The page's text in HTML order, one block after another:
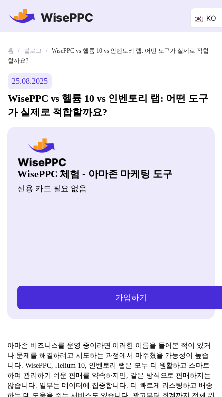
KO
홈 / 블로그 /
WisePPC vs 헬륨 10 vs 인벤토리 랩: 어떤 도구가 실제로 적합
할까요?
25.08.2025
WisePPC vs 헬륨 10 vs 인벤토리 랩: 어떤 도구
가 실제로 적합할까요?
WisePPC 체험 - 아마존 마케팅 도구
신용 카드 필요 없음
가입하기
아마존 비즈니스를 운영 중이라면 이러한 이름을 들어본 적이 있거
나 문제를 해결하려고 시도하는 과정에서 마주쳤을 가능성이 높습
니다. WisePPC, Helium 10, 인벤토리 랩은 모두 더 원활하고 스마트
하며 관리하기 쉬운 판매를 약속하지만, 같은 방식으로 판매하지는
않습니다. 일부는 데이터에 집중합니다. 더 빠르게 리스팅하고 배송
하는 데 도움을 주는 서비스도 있습니다. 광고부터 회계까지 전체 워